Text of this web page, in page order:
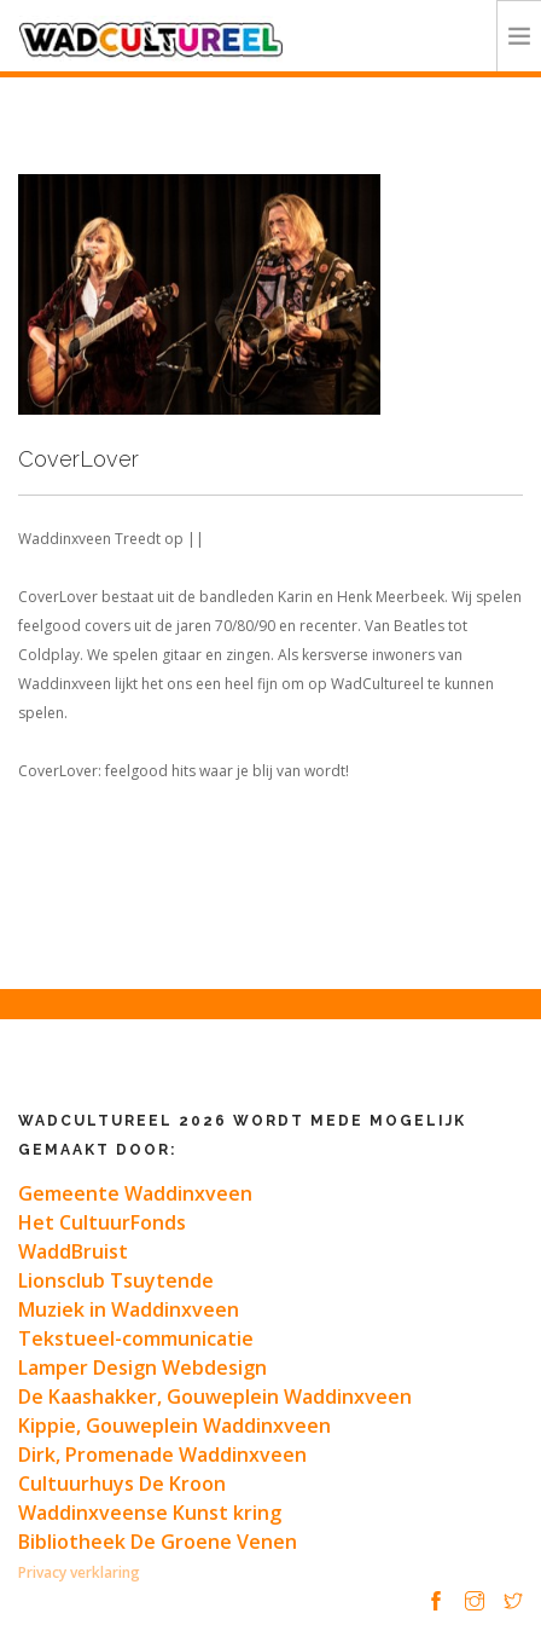
DOE MEE
CONTACT
ORGANISATIE
CoverLover
Waddinxveen Treedt op ||
CoverLover bestaat uit de bandleden Karin en Henk Meerbeek. Wij spelen
feelgood covers uit de jaren 70/80/90 en recenter. Van Beatles tot
Coldplay. We spelen gitaar en zingen. Als kersverse inwoners van
Waddinxveen lijkt het ons een heel fijn om op WadCultureel te kunnen
spelen.
CoverLover: feelgood hits waar je blij van wordt!
WADCULTUREEL 2026 WORDT MEDE MOGELIJK
GEMAAKT DOOR:
Gemeente Waddinxveen
Het CultuurFonds
WaddBruist
Lionsclub Tsuytende
Muziek in Waddinxveen
Tekstueel-communicatie
Lamper Design Webdesign
De Kaashakker, Gouweplein Waddinxveen
Kippie, Gouweplein Waddinxveen
Dirk, Promenade Waddinxveen
Cultuurhuys De Kroon
Waddinxveense Kunst kring
Bibliotheek De Groene Venen
Privacy verklaring